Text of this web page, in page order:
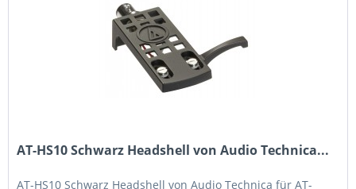
AT-HS10 Schwarz Headshell von Audio Technica...
AT-HS10 Schwarz Headshell von Audio Technica für AT-